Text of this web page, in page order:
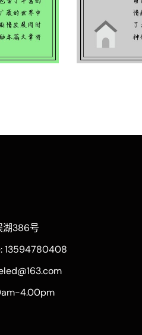
湖386号
13594780408
4.00pm